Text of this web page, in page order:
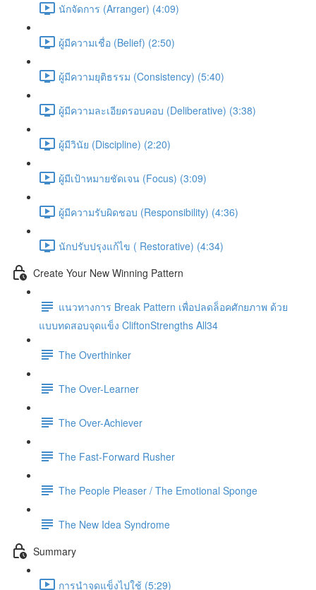
นักจัดการ (Arranger) (4:09)
ผู้มีความเชื่อ (Belief) (2:50)
ผู้มีความยุติธรรม (Consistency) (5:40)
ผู้มีความละเอียดรอบคอบ (Deliberative) (3:38)
ผู้มีวินัย (Discipline) (2:20)
ผู้มีเป้าหมายชัดเจน (Focus) (3:09)
ผู้มีความรับผิดชอบ (Responsibility) (4:36)
นักปรับปรุงแก้ไข ( Restorative) (4:34)
Create Your New Winning Pattern
แนวทางการ Break Pattern เพื่อปลดล็อคศักยภาพ ด้วย
แบบทดสอบจุดแข็ง CliftonStrengths All34
The Overthinker
The Over-Learner
The Over-Achiever
The Fast-Forward Rusher
The People Pleaser / The Emotional Sponge
The New Idea Syndrome
Summary
การนำจุดแข็งไปใช้ (5:29)